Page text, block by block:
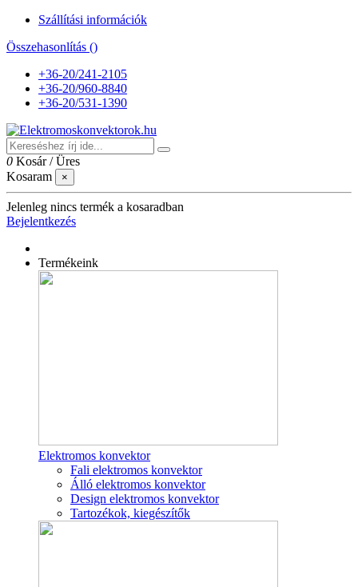
Szállítási információk
Összehasonlítás ()
+36-20/241-2105
+36-20/960-8840
+36-20/531-1390
0 Kosár /Üres
Kosaram
×
Jelenleg nincs termék a kosaradban
Bejelentkezés
Termékeink
Elektromos konvektor
Fali elektromos konvektor
Álló elektromos konvektor
Design elektromos konvektor
Tartozékok, kiegészítők